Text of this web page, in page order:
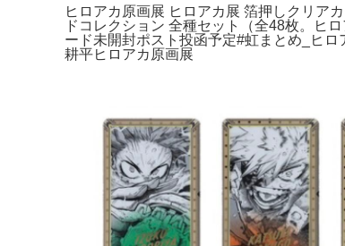
ヒロアカ原画展 ヒロアカ展 箔押しクリア
ドコレクション 全種セット（全48枚。ヒ
ード未開封ポスト投函予定#虹まとめ_ヒ
耕平ヒロアカ原画展